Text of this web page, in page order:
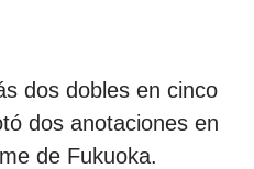
dos dobles en cinco
dos anotaciones en
de Fukuoka.